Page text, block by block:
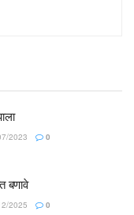
2023 0
बणावे
2025 0